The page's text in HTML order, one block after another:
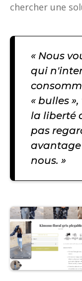
chercher une
« Nous
qui
« bulles
la liberté
pas
nous. »